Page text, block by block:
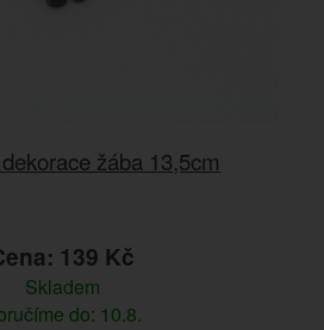
žába 13,5cm
139 Kč
Skladem
do: 10.8.